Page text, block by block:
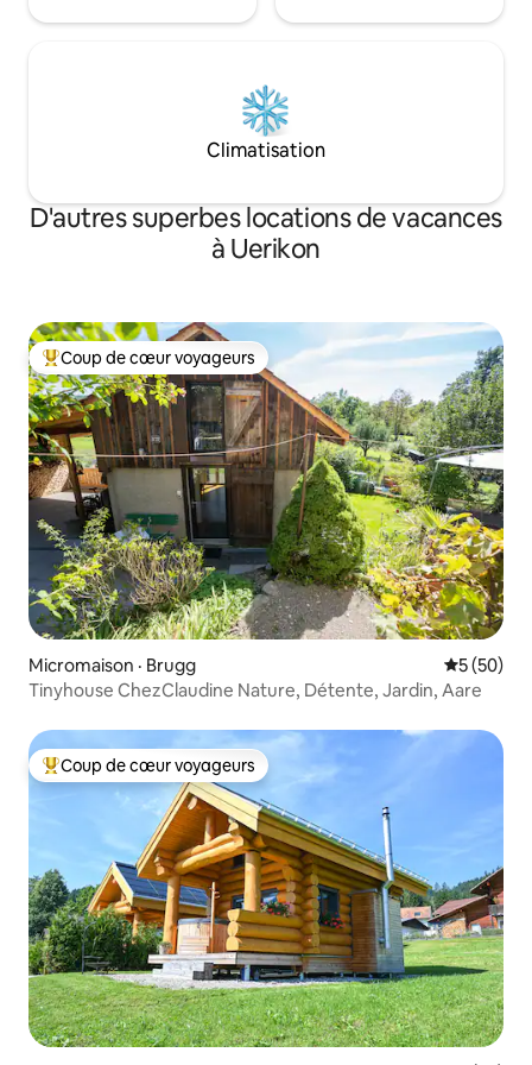
Climatisation
D'autres superbes locations de vacances
à Uerikon
Coup de cœur voyageurs parmi les plus aimés
Coup de cœur voyageurs
Micromaison · Brugg Note
5 (50)
Tinyhouse ChezClaudine Nature, Détente, Jardin, Aare
Coup de cœur voyageurs parmi les plus aimés
Coup de cœur voyageurs